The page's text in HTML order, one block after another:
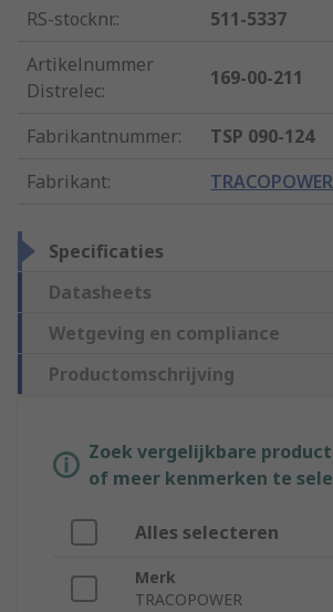
RS-stocknr.:
511-5337
Artikelnummer
Distrelec:
169-00-211
Fabrikantnummer:
TSP 090-124
Fabrikant: TRACOPOWER
Specificaties
Datasheets
Wetgeving en compliance
Productomschrijving
Zoek vergelijkbare
of meer kenmerken te
Alles selecteren
Merk
TRACOPOWER